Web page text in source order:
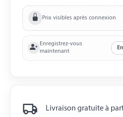
Prix visibles après connexion
Enregistrez-vous
maintenant
Livraison gratuite à